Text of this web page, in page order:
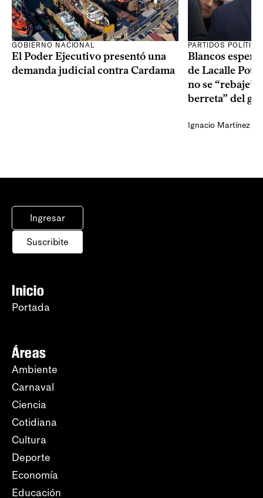
GOBIERNO NACIONAL
El Poder Ejecutivo presentó una
demanda judicial contra Cardama
PARTIDOS
Blancos
de Lacalle Pou
no se “rebaje”
berreta” del
Ignacio Martínez
Ingresar
Suscribite
Inicio
Portada
Áreas
Ambiente
Carnaval
Ciencia
Cotidiana
Cultura
Deporte
Economía
Educación